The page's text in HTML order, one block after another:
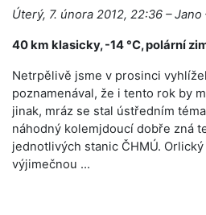
Úterý, 7. února 2012, 22:36 – Jano
40 km klasicky, -14 °C, polární
Netrpělivě jsme v prosinci
poznamenával, že i tento rok by
jinak, mráz se stal ústředním
náhodný kolemjdoucí dobře zná
jednotlivých stanic ČHMÚ.
výjimečnou …